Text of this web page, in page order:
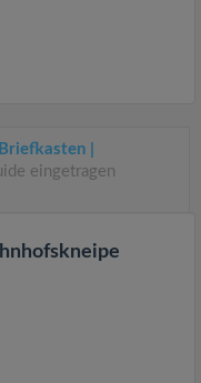
|
eingetragen